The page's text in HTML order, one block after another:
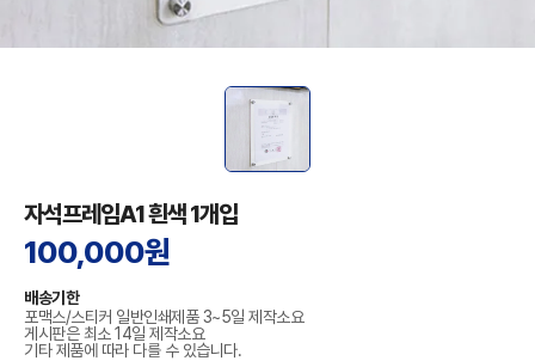
자석프레임A1 흰색 1개입
100,000원
배송기한
포맥스/스티커 일반인쇄제품 3~5일 제작소요
게시판은 최소 14일 제작소요
기타 제품에 따라 다를 수 있습니다.